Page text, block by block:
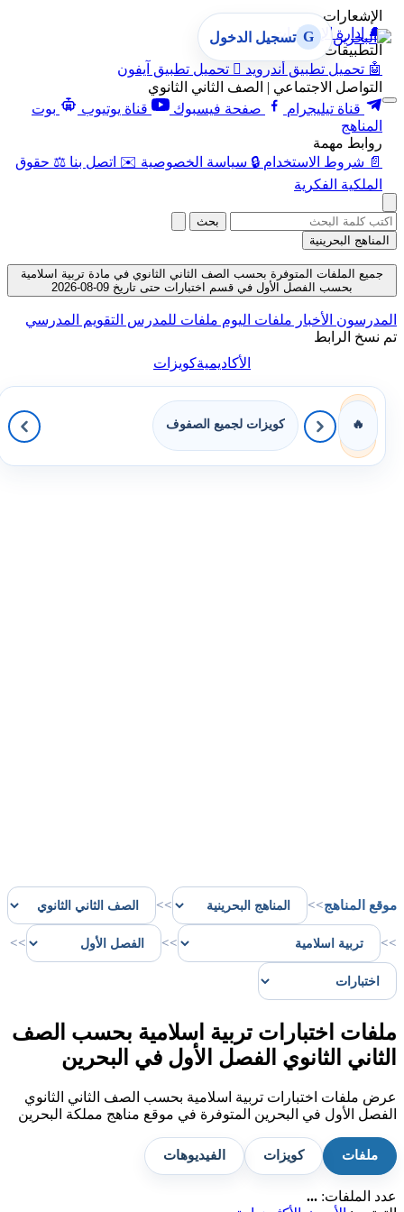
الإشعارات
🔔 إدارة الإشعارات
التطبيقات
🤖 تحميل تطبيق أندرويد  تحميل تطبيق آيفون
التواصل الاجتماعي | الصف الثاني الثانوي
قناة تيليجرام
صفحة فيسبوك قناة يوتيوب
بوت
المناهج
روابط مهمة
📄 شروط الاستخدام 🔒 سياسة الخصوصية ✉️ اتصل بنا ⚖️ حقوق
الملكية الفكرية
G تسجيل الدخول
بحث
المناهج البحرينية
جميع الملفات المتوفرة بحسب الصف الثاني الثانوي في مادة تربية اسلامية
بحسب الفصل الأول في قسم اختبارات حتى تاريخ 09-08-2026
المدرسون الأخبار ملفات اليوم ملفات للمدرس التقويم المدرسي
تم نسخ الرابط
الأكاديميةكويزات
🔥 كويزات لجميع الصفوف
موقع المناهج>>
>>
>>
>>
>>
ملفات اختبارات تربية اسلامية بحسب الصف
الثاني الثانوي الفصل الأول في البحرين
عرض ملفات اختبارات تربية اسلامية بحسب الصف الثاني الثانوي
الفصل الأول في البحرين المتوفرة في موقع مناهج مملكة البحرين
ملفات كويزات الفيديوهات
عدد الملفات: ...